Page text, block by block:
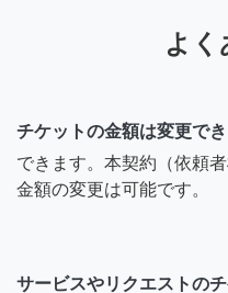
よく
チケットの金額は変更で
できます。本契約（依頼
金額の変更は可能です。
サービスやリクエストの